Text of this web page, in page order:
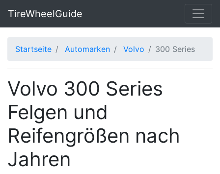
TireWheelGuide
Startseite Automarken Volvo 300 Series
Volvo 300 Series
Felgen und
Reifengrößen nach
Jahren